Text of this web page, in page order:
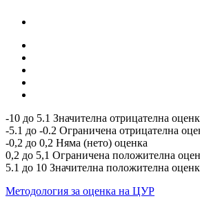
-10 до 5.1 Значителна отрицателна
-5.1 до -0.2 Ограничена отрицателна
-0,2 до 0,2 Няма (нето) оценка
0,2 до 5,1 Ограничена положителна
5.1 до 10 Значителна положителна
Методология за оценка на ЦУР